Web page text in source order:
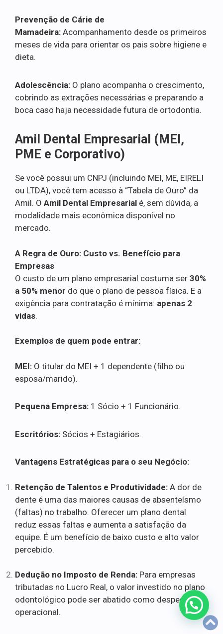
Prevenção de Cárie de
Mamadeira: Acompanhamento desde os primeiros
meses de vida para orientar os pais sobre higiene e
dieta.
Adolescência: O plano acompanha o crescimento,
cobrindo as extrações necessárias e preparando a
boca caso haja necessidade futura de ortodontia.
Amil Dental Empresarial (MEI,
PME e Corporativo)
Se você possui um CNPJ (incluindo MEI, ME, EIRELI
ou LTDA), você tem acesso à “Tabela de Ouro” da
Amil. O Amil Dental Empresarial é, sem dúvida, a
modalidade mais econômica disponível no
mercado.
A Regra de Ouro: Custo vs. Benefício para
Empresas
O custo de um plano empresarial costuma ser 30%
a 50% menor do que o plano de pessoa física. E a
exigência para contratação é mínima: apenas 2
vidas.
Exemplos de quem pode entrar:
MEI: O titular do MEI + 1 dependente (filho ou
esposa/marido).
Pequena Empresa: 1 Sócio + 1 Funcionário.
Escritórios: Sócios + Estagiários.
Vantagens Estratégicas para o seu Negócio:
Retenção de Talentos e Produtividade: A dor de
dente é uma das maiores causas de absenteísmo
(faltas) no trabalho. Oferecer um plano dental
reduz essas faltas e aumenta a satisfação da
equipe. É um benefício de baixo custo e alto valor
percebido.
Dedução no Imposto de Renda: Para empresas
tributadas no Lucro Real, o valor investido no plano
odontológico pode ser abatido como despesa
operacional.